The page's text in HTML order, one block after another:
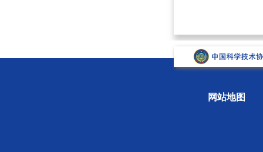
网站地图